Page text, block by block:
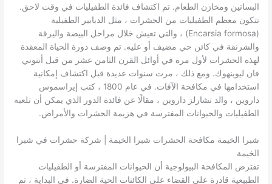
البساتين ومخازن الطعام. تم اكتشاف فائدة الطفيليات في وقت لاحق.
تتكون معظم الطفيليات من الحشرات ، مثل الدبابير الطفيلية
(Encarsia formosa) ، والتي تعيش خلال مراحل البيضة واليرقة
والشرنقة في كائن حي مضيف أو عليه. تم وصف دورة الحياة المعقدة
لهذه الحشرات لأول مرة في أوائل القرن الثامن عشر من قبل أنتوني
فان ليوينهوك. ومع ذلك ، مرت سنوات عديدة قبل اكتشاف إمكانية
استخدامها في مكافحة الآفات. في عام 1800 ، كتب إيراسموس
داروين ، والد تشارلز داروين ، مقالًا عن فائدة الدور الذي يمكن أن تلعبه
الطفيليات والحيوانات المفترسة في هزيمة الحشرات والأمراض.
شبرا الخيمة مكافحة الحشرات شبرا الخيمة | شركة حشرات في شبرا
الخيمة
تفترض المكافحة البيولوجية أن الحيوانات المفترسة أو الطفيليات
الطبيعية قادرة على القضاء على الكائنات الحية الضارة. في البداية ، تم